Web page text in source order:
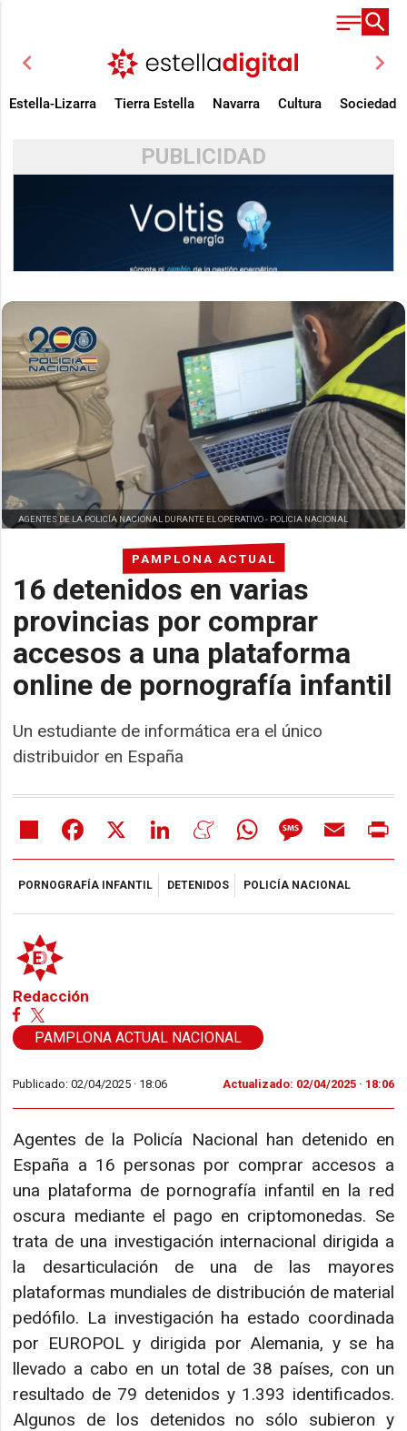
chevron_left chevron_right
Estella-Lizarra Tierra Estella Navarra Cultura Sociedad
PUBLICIDAD
PAMPLONA ACTUAL
16 detenidos en varias
provincias por comprar
accesos a una plataforma
online de pornografía infantil
Un estudiante de informática era el único
distribuidor en España
AGENTES DE LA POLICÍA NACIONAL DURANTE EL OPERATIVO - POLICIA NACIONAL
Share Facebook LinkedIn MeneameWhatsAppMessageEmail
PORNOGRAFÍA INFANTIL DETENIDOS POLICÍA NACIONAL
Redacción
PAMPLONA ACTUAL NACIONAL
Publicado: 02/04/2025 · 18:06 Actualizado: 02/04/2025 · 18:06
Agentes de la Policía Nacional han detenido en
España a 16 personas por comprar accesos a
una plataforma de pornografía infantil en la red
oscura mediante el pago en criptomonedas. Se
trata de una investigación internacional dirigida a
la desarticulación de una de las mayores
plataformas mundiales de distribución de material
pedófilo. La investigación ha estado coordinada
por EUROPOL y dirigida por Alemania, y se ha
llevado a cabo en un total de 38 países, con un
resultado de 79 detenidos y 1.393 identificados.
Algunos de los detenidos no sólo subieron y